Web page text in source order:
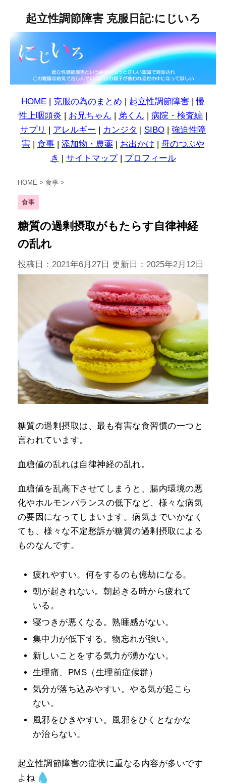
起立性調節障害 克服日記:にじいろ
HOME | 克服の為のまとめ | 起立性調節障害 |慢
性上咽頭炎 | お兄ちゃん | 弟くん | 病院・検査編 |
サプリ | アレルギー | カンジタ | SIBO | 強迫性障
害 | 食事 | 添加物・農薬 | お出かけ | 母のつぶや
き | サイトマップ| プロフィール
HOME > 食事 >
食事
糖質の過剰摂取がもたらす自律神経
の乱れ
投稿日：2021年6月27日 更新日： 2025年2月12日
糖質の過剰摂取は、最も有害な食習慣の一つと
言われています。
血糖値の乱れは自律神経の乱れ。
血糖値を乱高下させてしまうと、腸内環境の悪
化やホルモンバランスの低下など、様々な病気
の要因になってしまいます。病気までいかなく
ても、様々な不定愁訴が糖質の過剰摂取による
ものなんです。
疲れやすい。何をするのも億劫になる。
朝が起きれない。朝起きる時から疲れて
いる。
寝つきが悪くなる。熟睡感がない。
集中力が低下する。物忘れが強い。
新しいことをする気力が湧かない。
生理痛、PMS（生理前症候群）
気分が落ち込みやすい。やる気が起こら
ない。
風邪をひきやすい。風邪をひくとなかな
か治らない。
起立性調節障害の症状に重なる内容が多いです
よね